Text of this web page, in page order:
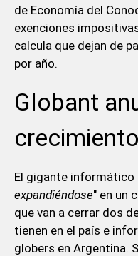
de Economía del
exenciones
calcula que dejan de
por año.
Globant
crecimiento
El gigante informático
expandiéndose" en un
que van a cerrar dos
tienen en el país e
globers en Argentina.